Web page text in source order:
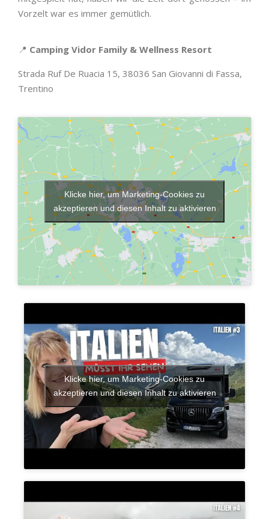
Vorzelt war es immer gemütlich.
📍 Camping Vidor Family & Wellness Resort
Strada Ruf De Ruacia 15, 38036 San Giovanni di Fassa,
Trentino
Klicke hier, um Marketing-Cookies zu
akzeptieren und diesen Inhalt zu aktivieren
Klicke hier, um Marketing-Cookies zu
akzeptieren und diesen Inhalt zu aktivieren